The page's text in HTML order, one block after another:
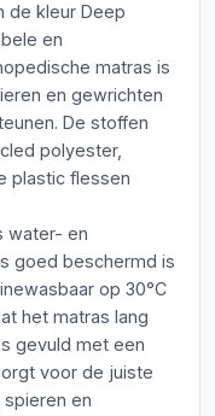
de kleur Deep
en
matras is
en gewrichten
De stoffen
polyester,
plastic flessen
water- en
goed beschermd is
op 30°C
het matras lang
gevuld met een
voor de juiste
en